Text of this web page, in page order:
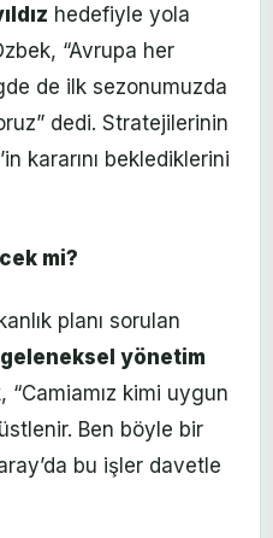
hedefiyle yola
“Avrupa her
de ilk sezonumuzda
dedi. Stratejilerinin
kararını beklediklerini
mi?
planı sorulan
yönetim
kimi uygun
Ben böyle bir
bu işler davetle